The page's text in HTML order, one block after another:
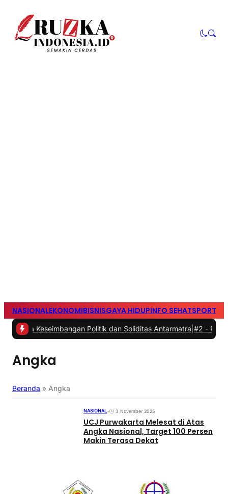
NASIONALEKONOMIBISNISGAYA HIDUPINFO SEHATSPORTS
Keseimbangan Politik dan Soliditas Antarmatra|#2 -Persib
Angka
Beranda » Angka
NASIONAL• 3 November 2025
UCJ Purwakarta Melesat di Atas
Angka Nasional, Target 100 Persen
Makin Terasa Dekat